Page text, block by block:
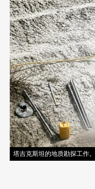
塔吉克斯坦的地质勘探工作